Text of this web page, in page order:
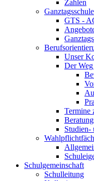
Zahlen
Ganztagsschule
GTS -
Unser
Der
Termine
Studien-
Schulgemeinschaft
Schulleitung